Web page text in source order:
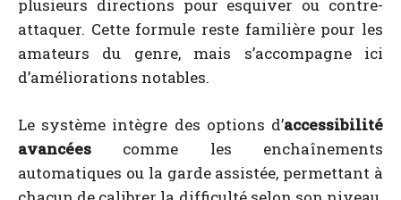
plusieurs directions pour esquiver ou contre-
attaquer. Cette formule reste familière pour les
amateurs du genre, mais s’accompagne ici
d’améliorations notables.
Le système intègre des options d’accessibilité
avancées comme les enchaînements
automatiques ou la garde assistée, permettant à